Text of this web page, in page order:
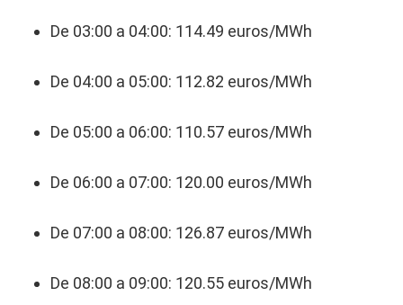
De 03:00 a 04:00: 114.49 euros/MWh
De 04:00 a 05:00: 112.82 euros/MWh
De 05:00 a 06:00: 110.57 euros/MWh
De 06:00 a 07:00: 120.00 euros/MWh
De 07:00 a 08:00: 126.87 euros/MWh
De 08:00 a 09:00: 120.55 euros/MWh